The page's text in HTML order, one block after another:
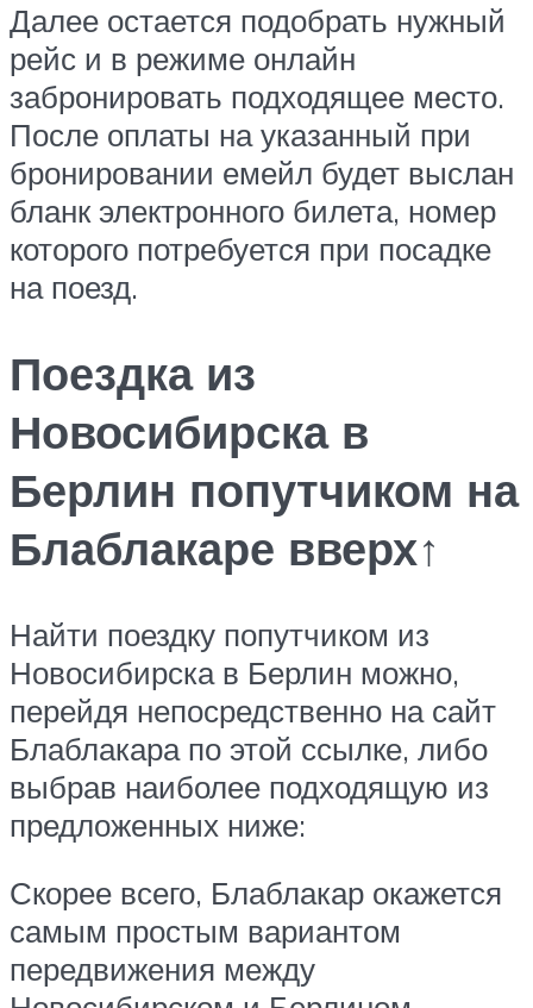
Далее остается подобрать нужный
рейс и в режиме онлайн
забронировать подходящее место.
После оплаты на указанный при
бронировании емейл будет выслан
бланк электронного билета, номер
которого потребуется при посадке
на поезд.
Поездка из
Новосибирска в
Берлин попутчиком на
Блаблакаре вверх↑
Найти поездку попутчиком из
Новосибирска в Берлин можно,
перейдя непосредственно на сайт
Блаблакара по этой ссылке, либо
выбрав наиболее подходящую из
предложенных ниже:
Скорее всего, Блаблакар окажется
самым простым вариантом
передвижения между